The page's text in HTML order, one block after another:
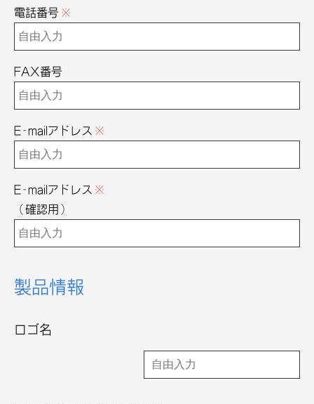
電話番号 ※
FAX番号
E-mailアドレス ※
E-mailアドレス ※
（確認用）
製品情報
ロゴ名